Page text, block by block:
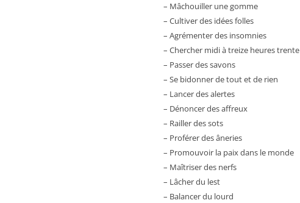
– Mâchouiller une gomme
– Cultiver des idées folles
– Agrémenter des insomnies
– Chercher midi à treize heures trente
– Passer des savons
– Se bidonner de tout et de rien
– Lancer des alertes
– Dénoncer des affreux
– Railler des sots
– Proférer des âneries
– Promouvoir la paix dans le monde
– Maîtriser des nerfs
– Lâcher du lest
– Balancer du lourd